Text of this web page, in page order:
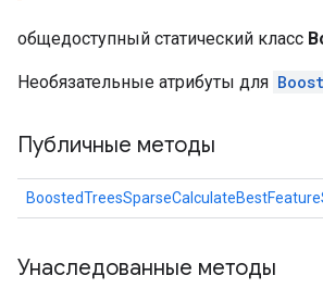
общедоступный статический класс
Необязательные атрибуты для
Публичные методы
Унаследованные методы